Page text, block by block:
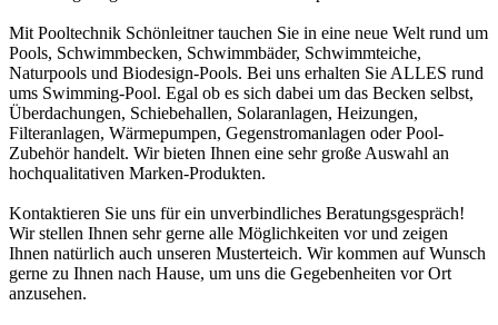
Mit Pooltechnik Schönleitner tauchen Sie in eine neue Welt rund um
Pools, Schwimmbecken, Schwimmbäder, Schwimmteiche,
Naturpools und Biodesign-Pools. Bei uns erhalten Sie ALLES rund
ums Swimming-Pool. Egal ob es sich dabei um das Becken selbst,
Überdachungen, Schiebehallen, Solaranlagen, Heizungen,
Filteranlagen, Wärmepumpen, Gegenstromanlagen oder Pool-
Zubehör handelt. Wir bieten Ihnen eine sehr große Auswahl an
hochqualitativen Marken-Produkten.
Kontaktieren Sie uns für ein unverbindliches Beratungsgespräch!
Wir stellen Ihnen sehr gerne alle Möglichkeiten vor und zeigen
Ihnen natürlich auch unseren Musterteich. Wir kommen auf Wunsch
gerne zu Ihnen nach Hause, um uns die Gegebenheiten vor Ort
anzusehen.